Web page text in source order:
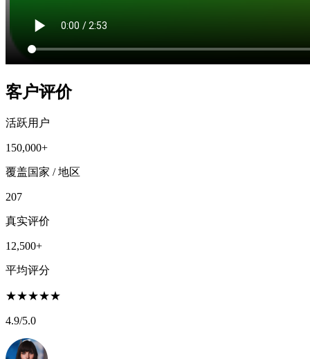
客户评价
活跃用户
150,000+
覆盖国家 / 地区
207
真实评价
12,500+
平均评分
★★★★★
4.9/5.0